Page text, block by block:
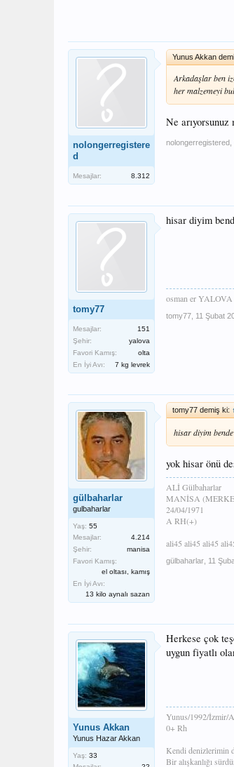
nolongerregistere
d
Mesajlar: 8.312
Yunus Akkan
Arkadaşlar ben
her malzemeyi
Ne arıyorsunuz
nolongerregistered
tomy77
Mesajlar:
151
Şehir:
yalova
Favori Kamış:
olta
En İyi Avı:
7 kg levrek
hisar diyim
osman er YALOVA
tomy77 11 Şubat
gülbaharlar
gulbaharlar
Yaş: 55
Mesajlar:
4.214
Şehir:
manisa
Favori Kamış:
el oltası, kamış
En İyi Avı:
13 kilo aynalı sazan
tomy77 demiş ki: ↑
hisar diyim bende
yok hisar önü
ALİ Gülbaharlar
MANİSA
24/04/1971
A RH(+)
ali45 ali45 ali45
gülbaharlar 11
Yunus Akkan
Yunus Hazar Akkan
Yaş: 33
Herkese çok
uygun fiyatlı
Yunus/1992/İzmir/
0+ Rh
Kendi denizlerimin
Bir alışkanlığı